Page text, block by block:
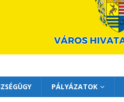
PÁLYÁZATOK